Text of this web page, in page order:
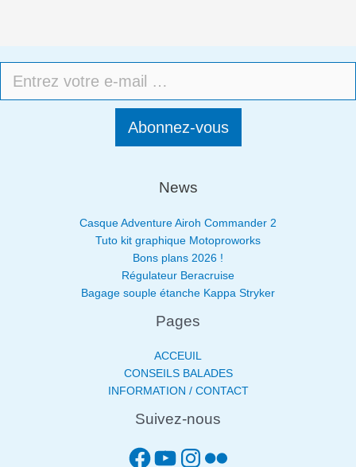
Abonnez-vous
News
Casque Adventure Airoh Commander 2
Tuto kit graphique Motoproworks
Bons plans 2026 !
Régulateur Beracruise
Bagage souple étanche Kappa Stryker
Pages
ACCEUIL
CONSEILS BALADES
INFORMATION / CONTACT
Suivez-nous